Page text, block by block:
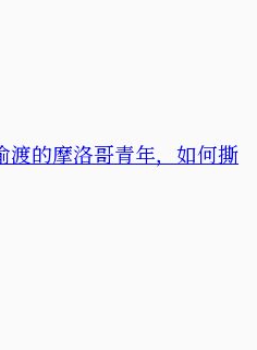
渡的摩洛哥青年，如何撕